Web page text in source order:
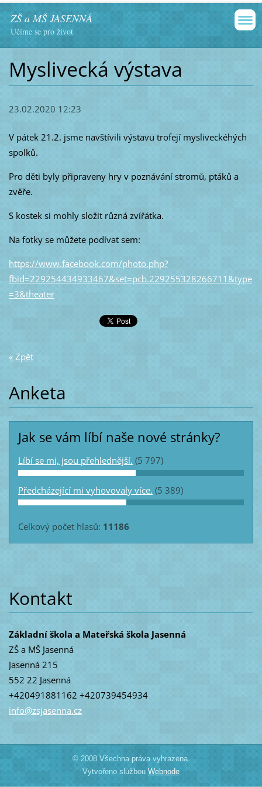
ZŠ a MŠ JASENNÁ
Učíme se pro život
Myslivecká výstava
23.02.2020 12:23
V pátek 21.2. jsme navštívili výstavu trofejí mysliveckéhých
spolků.
Pro děti byly připraveny hry v poznávání stromů, ptáků a
zvěře.
S kostek si mohly složit různá zvířátka.
Na fotky se můžete podívat sem:
https://www.facebook.com/photo.php?
fbid=229254434933467&set=pcb.229255328266711&type
=3&theater
« Zpět
Anketa
Jak se vám líbí naše nové stránky?
Líbí se mi, jsou přehlednější. (5 797)
Předcházející mi vyhovovaly více. (5 389)
Celkový počet hlasů: 11186
Kontakt
Základní škola a Mateřská škola Jasenná
ZŠ a MŠ Jasenná
Jasenná 215
552 22 Jasenná
+420491881162 +420739454934
info@zsjasenna.cz
© 2008 Všechna práva vyhrazena.
Vytvořeno službou Webnode